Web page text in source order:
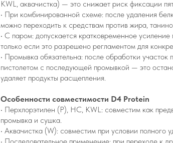
KWL, аквачистка) — это снижает риск фиксации
• При комбинированной схеме: после удаления
можно переходить к средствам против жира,
• С паром: допускается кратковременное
только если это разрешено регламентом для
• Промывка обязательна: после обработки
пистолетом с последующей промывкой — это
удаляет продукты расщепления.
Особенности совместимости D4 Protein
• Перхлорэтилен (P), HC, KWL: совместим как
промывка и сушка.
• Аквачистка (W): совместим при условии полного